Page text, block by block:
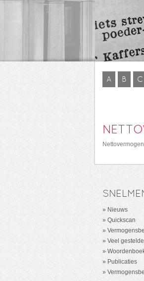
A B C
Nieuws
Quickscan
Veel
Publicaties